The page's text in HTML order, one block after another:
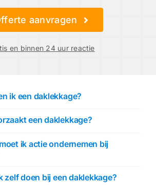
aanvragen
en binnen 24 uur reactie
ik een daklekkage?
een daklekkage?
ik actie ondernemen bij
zelf doen bij een daklekkage?